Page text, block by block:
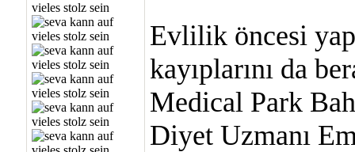
Evlilik öncesi
kayıplarını da
Medical Park
Diyet Uzmanı